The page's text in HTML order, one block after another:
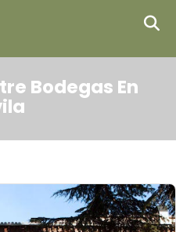
Bodegas En